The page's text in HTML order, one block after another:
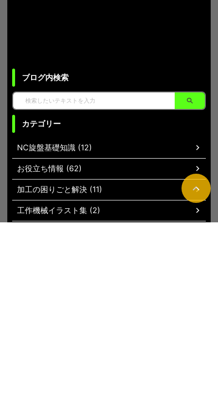
ブログ内検索
カテゴリー
NC旋盤基礎知識 (12)
お役立ち情報 (62)
加工の困りごと解決 (11)
工作機械イラスト集 (2)